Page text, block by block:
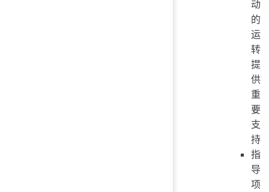
动
的
运
转
提
供
重
要
支
持
指
导
项